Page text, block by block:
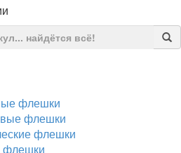
флешки
флешки
флешки
флешки